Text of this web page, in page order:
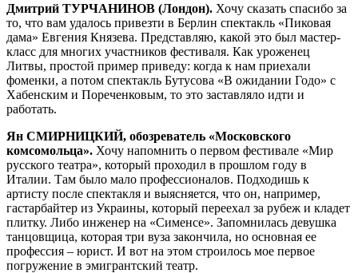
Дмитрий ТУРЧАНИНОВ (Лондон). Хочу сказать спасибо за
то, что вам удалось привезти в Берлин спектакль «Пиковая
дама» Евгения Князева. Представляю, какой это был мастер-
класс для многих участников фестиваля. Как уроженец
Литвы, простой пример приведу: когда к нам приехали
фоменки, а потом спектакль Бутусова «В ожидании Годо» с
Хабенским и Пореченковым, то это заставляло идти и
работать.
Ян СМИРНИЦКИЙ, обозреватель «Московского
комсомольца». Хочу напомнить о первом фестивале «Мир
русского театра», который проходил в прошлом году в
Италии. Там было мало профессионалов. Подходишь к
артисту после спектакля и выясняется, что он, например,
гастарбайтер из Украины, который переехал за рубеж и кладет
плитку. Либо инженер на «Сименсе». Запомнилась девушка
танцовщица, которая три вуза закончила, но основная ее
профессия – юрист. И вот на этом строилось мое первое
погружение в эмигрантский театр.